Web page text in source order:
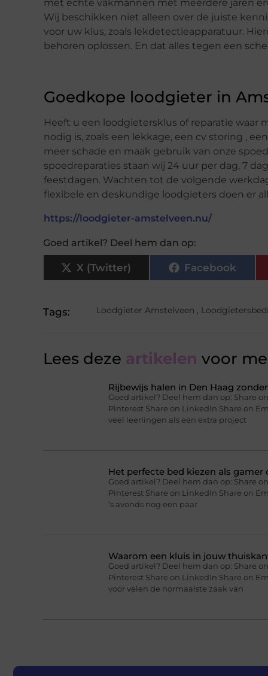
met echte vakmannen met meerdere jaren
Wij beschikken niet alleen over de juiste
voor uw klus, zoals lekdetectieapparatuur.
behoren oplossen. En dat alles tegen een
Goedkope loodgieter in
Heeft u een loodgietersklus of reparatie
nodig is, zoals een lekkage, een cv storing ,
meer schade en maak gebruik van onze
spoedreparaties staan wij 24 uur per dag, 7
feestdagen. Wachten tot de volgende
flexibele en deskundige loodgieters doen er
https://loodgieter-amstelveen.nu/
Goed artikel? Deel hem dan op:
X (Twitter) Facebook
Tags: Loodgieter Amstelveen ,
Lees deze artikelen voor
Rijbewijs halen in Den Haag
Goed artikel? Deel hem dan op: Share
Pinterest Share on LinkedIn Share on
veel leerlingen als een extra project
Het perfecte bed kiezen als
Goed artikel? Deel hem dan op: Share
Pinterest Share on LinkedIn Share on
’s avonds nog een paar
Waarom een kluis in jouw
Goed artikel? Deel hem dan op: Share
Pinterest Share on LinkedIn Share on
voor velen de normaalste zaak van